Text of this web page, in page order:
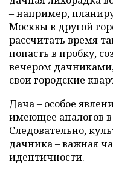
– например,
Москвы в другой
рассчитать время
попасть в пробку,
вечером
свои городские
Дача – особое
имеющее аналогов
Следовательно,
дачника – важная
идентичности.